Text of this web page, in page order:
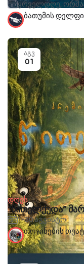
ყოველდღე,
ბათუმის
დღეს
“წითელქუდა”
1-30 აგვისტო
აგვ
01
თოჯინების